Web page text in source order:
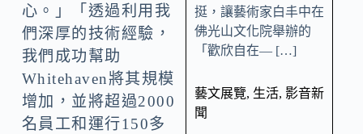
心。」「透過利用我
們深厚的技術經驗，
我們成功幫助
Whitehaven將其規模
增加，並將超過2000
名員工和運行150多
挺，讓藝術家白丰中在
佛光山文化院舉辦的
「歡欣自在— […]
藝文展覽, 生活, 影音新
聞